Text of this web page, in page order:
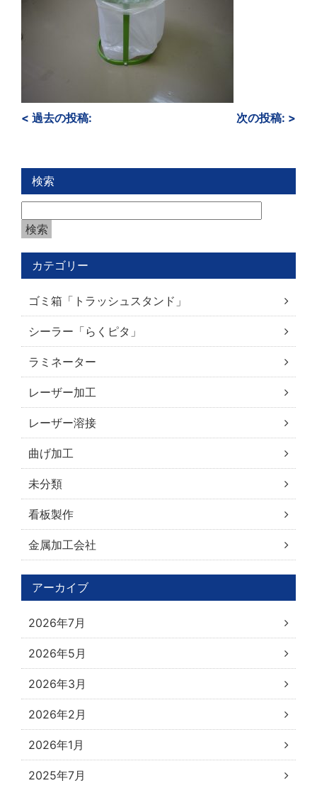
< 過去の投稿: 次の投稿: >
検索
カテゴリー
ゴミ箱「トラッシュスタンド」
シーラー「らくピタ」
ラミネーター
レーザー加工
レーザー溶接
曲げ加工
未分類
看板製作
金属加工会社
アーカイブ
2026年7月
2026年5月
2026年3月
2026年2月
2026年1月
2025年7月